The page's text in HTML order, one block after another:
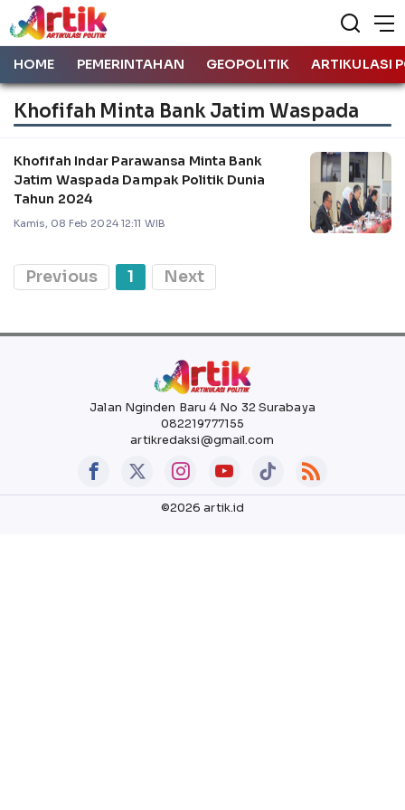
HOME PEMERINTAHAN GEOPOLITIK ARTIKULASI
Khofifah Minta Bank Jatim Waspada
Khofifah Indar Parawansa Minta Bank
Jatim Waspada Dampak Politik Dunia
Tahun 2024
Kamis, 08 Feb 2024 12:11 WIB
Previous 1 Next
Jalan Nginden Baru 4 No 32 Surabaya
082219777155
artikredaksi@gmail.com
©2026 artik.id